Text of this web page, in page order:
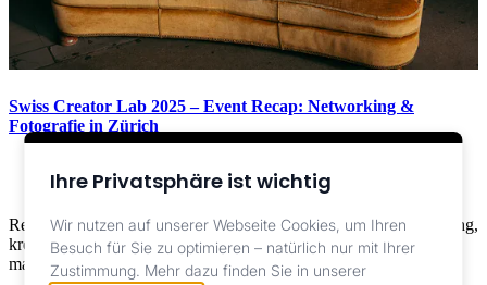
Swiss Creator Lab 2025 – Event Recap: Networking &
Fotografie in Zürich
Info ,Events
Recap: Swiss Creator Lab 2025 im Kraftwerk Zürich – Networking,
kreative Sets, Sony Leih-Objektive (28-70 F2 & 50-150 F2) und
magisches Abendlicht.
Ihre Privatsphäre ist wichtig
Wir nutzen auf unserer Webseite Cookies, um Ihren
Besuch für Sie zu optimieren – natürlich nur mit Ihrer
Zustimmung. Mehr dazu finden Sie in unserer